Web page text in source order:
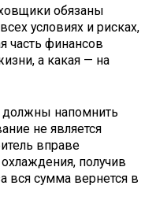
обязаны
условиях и рисках,
часть финансов
а какая — на
напомнить
не является
вправе
получив
вся сумма вернется в